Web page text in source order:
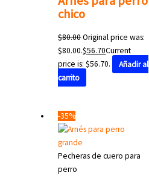
chico
$80.00Original price was:
$80.00.$56.70Current
price is: $56.70.
Añadir al
carrito
-35%
Pecheras de cuero para
perro